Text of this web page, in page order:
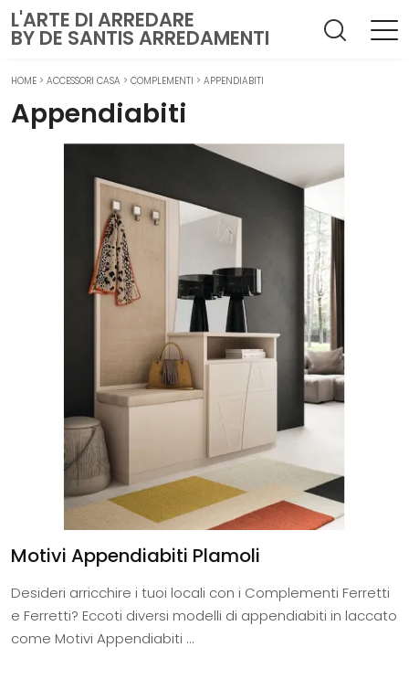
L'ARTE DI ARREDARE
BY DE SANTIS ARREDAMENTI
HOME > ACCESSORI CASA > COMPLEMENTI > APPENDIABITI
Appendiabiti
Motivi Appendiabiti Plamoli
Desideri arricchire i tuoi locali con i Complementi Ferretti
e Ferretti? Eccoti diversi modelli di appendiabiti in laccato
come Motivi Appendiabiti ...